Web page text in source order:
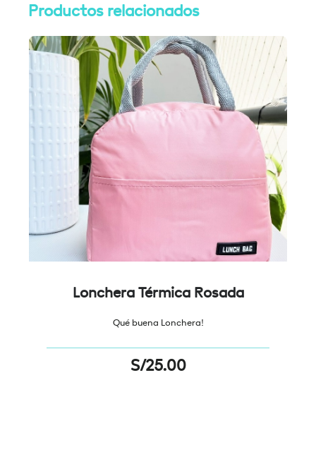
Productos relacionados
Lonchera Térmica Rosada
Qué buena Lonchera!
S/25.00